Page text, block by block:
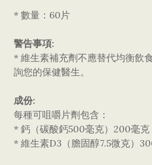
* 數量：60片
警告事項:
* 維生素補充劑不應替代均衡飲
詢您的保健醫生。
成份:
每種可咀嚼片劑包含：
* 鈣（碳酸鈣500毫克）200毫克
* 維生素D3（膽固醇7.5微克）